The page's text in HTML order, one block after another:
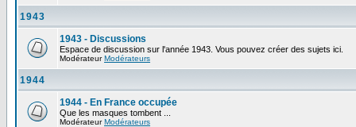
1943
1943 - Discussions
Espace de discussion sur l'année 1943. Vous pouvez créer des sujets ici.
ModérateurModérateurs
1944
1944 - En France occupée
Que les masques tombent ...
ModérateurModérateurs